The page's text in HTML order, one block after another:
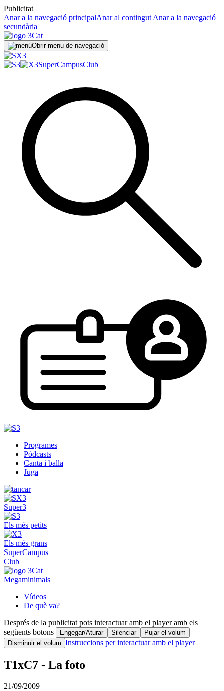
Publicitat
Anar a la navegació principalAnar al contingut Anar a la navegació
secundària
Obrir menu de navegació
SuperCampusClub
Programes
Pòdcasts
Canta i balla
Juga
Super3
Els més petits
Els més grans
SuperCampus
Club
Megaminimals
Vídeos
De què va?
Després de la publicitat pots interactuar amb el player amb els
següents botons
Engegar/Aturar Silenciar
Pujar el volum
Disminuir el volum Instruccions per interactuar amb el player
T1xC7 - La foto
21/09/2009